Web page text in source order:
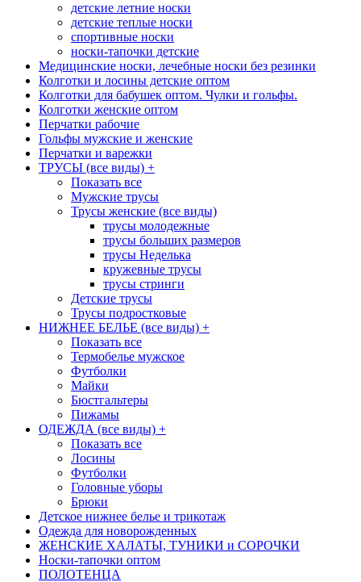
детские летние носки
детские теплые носки
спортивные носки
носки-тапочки детские
Медицинские носки, лечебные носки без резинки
Колготки и лосины детские оптом
Колготки для бабушек оптом. Чулки и гольфы.
Колготки женские оптом
Перчатки рабочие
Гольфы мужские и женские
Перчатки и варежки
ТРУСЫ (все виды) +
Показать все
Мужские трусы
Трусы женские (все виды)
трусы молодежные
трусы больших размеров
трусы Неделька
кружевные трусы
трусы стринги
Детские трусы
Трусы подростковые
НИЖНЕЕ БЕЛЬЕ (все виды) +
Показать все
Термобелье мужское
Футболки
Майки
Бюстгальтеры
Пижамы
ОДЕЖДА (все виды) +
Показать все
Лосины
Футболки
Головные уборы
Брюки
Детское нижнее белье и трикотаж
Одежда для новорожденных
ЖЕНСКИЕ ХАЛАТЫ, ТУНИКИ и СОРОЧКИ
Носки-тапочки оптом
ПОЛОТЕНЦА